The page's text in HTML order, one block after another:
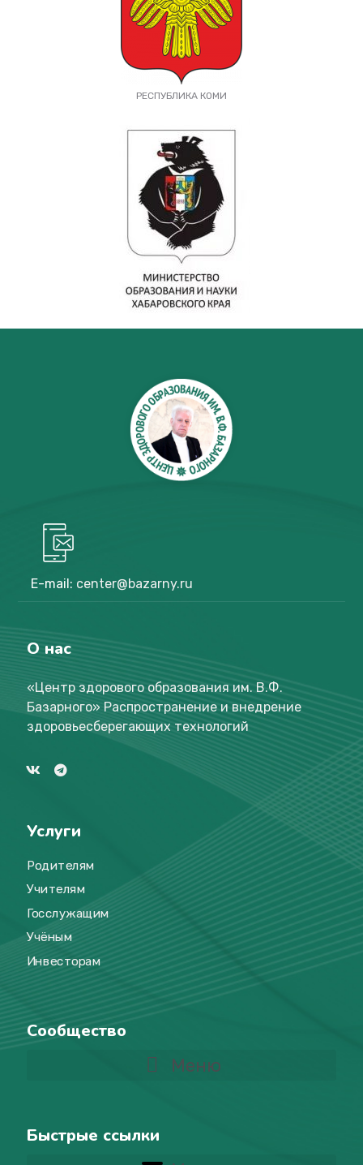
РЕСПУБЛИКА КОМИ
E-mail: center@bazarny.ru
О нас
«Центр здорового образования им. В.Ф.
Базарного» Распространение и внедрение
здоровьесберегающих технологий
Услуги
Родителям
Учителям
Госслужащим
Учёным
Инвесторам
Сообщество
Меню
Быстрые ссылки